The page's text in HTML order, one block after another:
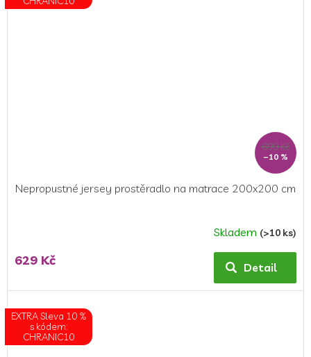
hvězdiček.
699 Kč
–10 %
Nepropustné jersey prostěradlo na matrace 200x200 cm
Skladem (>10 ks)
629 Kč Detail
EXTRA Sleva 10 %
s kódem:
CHRANIC10